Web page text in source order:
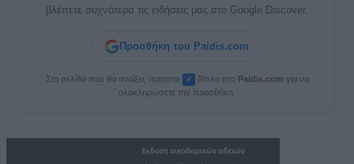
βλέπετε συχνότερα τις ειδήσεις μας στο Google Discover.
Προσθήκη του Paidis.com
Στη σελίδα που θα ανοίξει, πατήστε ✓ δίπλα στο Paid is.com για να
ολοκληρώσετε την προσθήκη.